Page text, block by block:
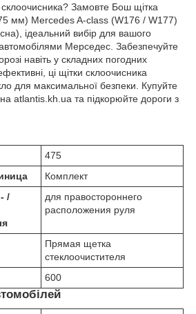
склоочисника? Замовте Бош щітка
мм) Mercedes A-class (W176 / W177)
ідеальний вибір для вашого
Мерседес. Забезпечуйте
навіть у складних погодних
ці щітки склоочисника
для максимальної безпеки. Купуйте
на atlantis.kh.ua та підкорюйте дороги з
475
Комплект
/
для правостороннего
расположения руля
Прямая щетка
стеклоочистителя
600